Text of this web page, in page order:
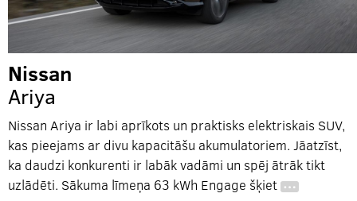
Nissan
Ariya
Nissan Ariya ir labi aprīkots un praktisks elektriskais SUV,
kas pieejams ar divu kapacitāšu akumulatoriem. Jāatzīst,
ka daudzi konkurenti ir labāk vadāmi un spēj ātrāk tikt
uzlādēti. Sākuma līmeņa 63 kWh Engage šķiet …